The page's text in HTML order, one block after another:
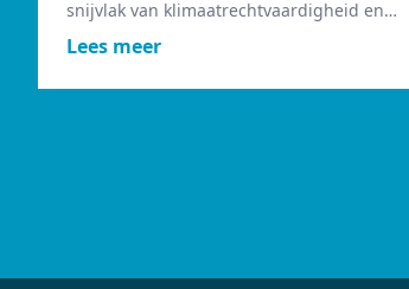
snijvlak van klimaatrechtvaardigheid en
gezondheidsgelijkheid.
Lees meer